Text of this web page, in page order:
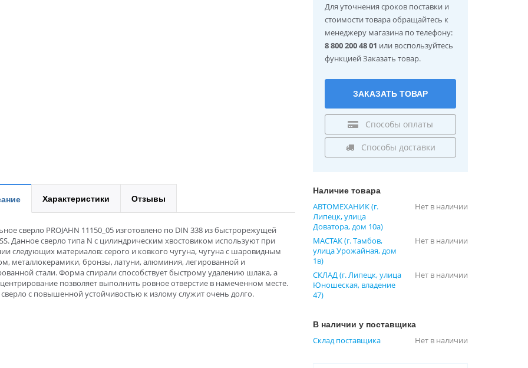
Для уточнения сроков поставки и
стоимости товара обращайтесь к
менеджеру магазина по телефону:
8 800 200 48 01 или воспользуйтесь
функцией Заказать товар.
ЗАКАЗАТЬ ТОВАР
Способы оплаты
Способы доставки
Характеристики Отзывы
сверло PROJAHN 11150_05 изготовлено по DIN 338 из быстрорежущей
Данное сверло типа N с цилиндрическим хвостовиком используют при
следующих материалов: серого и ковкого чугуна, чугуна с шаровидным
металлокерамики, бронзы, латуни, алюминия, легированной и
стали. Форма спирали способствует быстрому удалению шлака, а
позволяет выполнить ровное отверстие в намеченном месте.
с повышенной устойчивостью к излому служит очень долго.
Наличие товара
АВТОМЕХАНИК (г.
Липецк, улица
Доватора, дом 10а)
Нет в наличии
МАСТАК (г. Тамбов,
улица Урожайная, дом
1в)
Нет в наличии
СКЛАД (г. Липецк, улица
Юношеская, владение
47)
Нет в наличии
В наличии у поставщика
Склад поставщика Нет в наличии